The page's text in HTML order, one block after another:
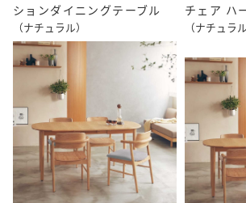
ションダイニングテーブル
（ナチュラル）
チェア ハ
（ナチュラル